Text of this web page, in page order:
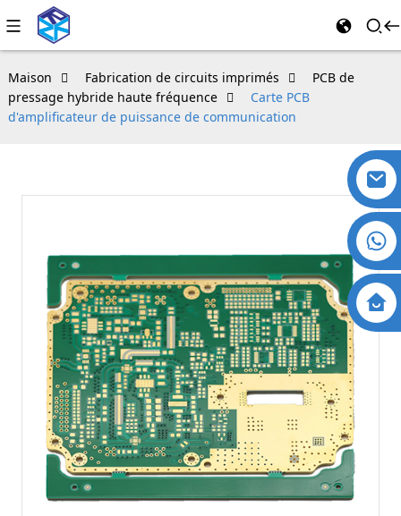
Maison Fabrication de circuits imprimés
PCB de
pressage hybride haute fréquence
Carte PCB
d'amplificateur de puissance de communication